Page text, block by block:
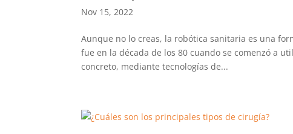
Nov 15, 2022
Aunque no lo creas, la robótica sanitaria es una
fue en la década de los 80 cuando se comenzó a
concreto, mediante tecnologías de...